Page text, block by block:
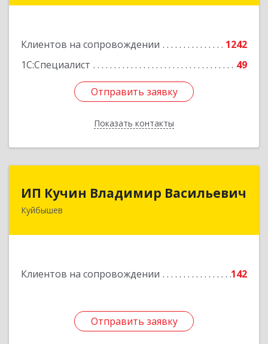
Клиентов на сопровождении
1242
1С:Специалист
49
Отправить заявку
Показать контакты
Отправить заявку
Назад
ИП Кучин Владимир Васильевич
Куйбышев
Клиентов на сопровождении 142
Отправить заявку
632387, Новосибирская обл, Куйбышев г,
Отправить заявку